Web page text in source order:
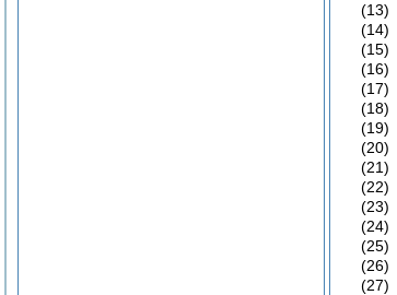
(13)
(14)
(15)
(16)
(17)
(18)
(19)
(20)
(21)
(22)
(23)
(24)
(25)
(26)
(27)